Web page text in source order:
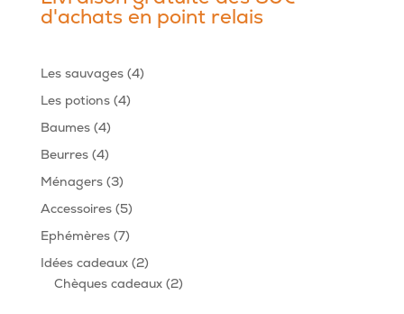
d'achats en point relais
Les sauvages 44
Les potions 44
Baumes 44
produits
Beurres 44
produits
Ménagers 33
produits
Accessoires 55
produits
Ephémères 77
produits
Idées cadeaux 22
produits
Chèques cadeaux 22